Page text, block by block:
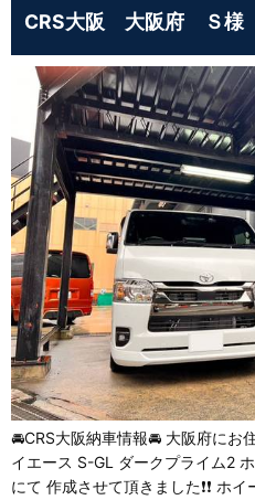
CRS大阪 大阪府 Ｓ様
🚘CRS大阪納車情報🚘 大阪府にお
イエース S-GL ダークプライム2
にて 作成させて頂きました❗❗ ホ